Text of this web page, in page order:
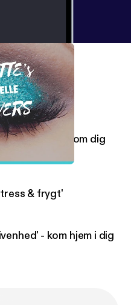
seksualitet'
tanker om dig
& frygt'
- kom hjem i dig